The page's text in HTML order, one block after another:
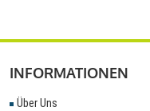
INFORMATIONEN
Über Uns